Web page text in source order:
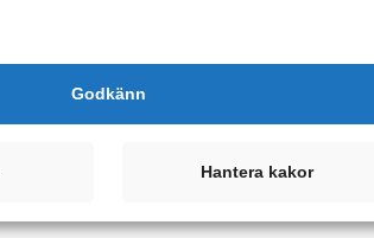
Godkänn
Hantera kakor